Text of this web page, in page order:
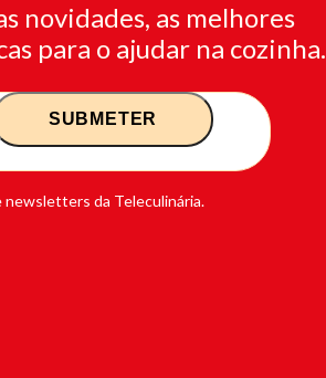
novidades, as melhores
para o ajudar na cozinha.
da Teleculinária.